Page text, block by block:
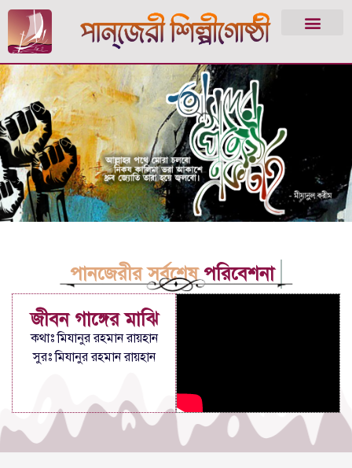
পানজেরীর সর্বশেষ পরিবেশনা
জীবন গাঙ্গের মাঝি
কথাঃ মিযানুর রহমান রায়হান
সুরঃ মিযানুর রহমান রায়হান